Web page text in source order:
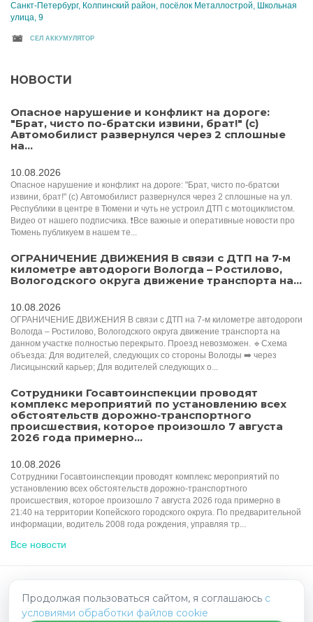
Санкт-Петербург, Колпинский район, посёлок Металлострой, Школьная
улица, 9
CЕЛ АККУМУЛЯТОР
НОВОСТИ
Опасное нарушение и конфликт на дороге:
"Брат, чисто по-братски извини, брат!" (с)
Автомобилист развернулся через 2 сплошные
на...
10.08.2026
Опасное нарушение и конфликт на дороге: "Брат, чисто по-братски
извини, брат!" (с) Автомобилист развернулся через 2 сплошные на ул.
Республики в центре в Тюмени и чуть не устроил ДТП с мотоциклистом.
Видео от нашего подписчика. ❗Все важные и оперативные новости про
Тюмень публикуем в нашем те...
ОГРАНИЧЕНИЕ ДВИЖЕНИЯ В связи с ДТП на 7-м
километре автодороги Вологда – Ростилово,
Вологодского округа движение транспорта на...
10.08.2026
ОГРАНИЧЕНИЕ ДВИЖЕНИЯ В связи с ДТП на 7-м километре автодороги
Вологда – Ростилово, Вологодского округа движение транспорта на
данном участке полностью перекрыто. Проезд невозможен. 🔹Схема
объезда: Для водителей, следующих со стороны Вологды ➡️ через
Лисицынский карьер; Для водителей следующих о...
Сотрудники Госавтоинспекции проводят
комплекс мероприятий по установлению всех
обстоятельств дорожно‑транспортного
происшествия, которое произошло 7 августа
2026 года примерно...
10.08.2026
Сотрудники Госавтоинспекции проводят комплекс мероприятий по
установлению всех обстоятельств дорожно‑транспортного
происшествия, которое произошло 7 августа 2026 года примерно в
21:40 на территории Копейского городского округа. По предварительной
информации, водитель 2008 года рождения, управляя тр...
Все новости
HelpRadar.ru - взаимопомощь на дорогах
Политика конфиденциальности
Написать нам
Продолжая пользоваться сайтом, я соглашаюсь с
условиями обработки файлов cookie